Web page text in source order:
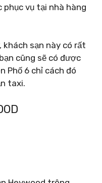
vụ tại nhà hàng
khách sạn này có rất
cũng sẽ có được
Phố 6 chỉ cách đó
taxi.